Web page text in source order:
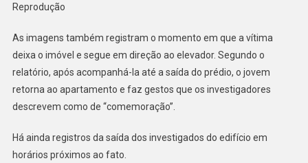
Reprodução
As imagens também registram o momento em que a vítima
deixa o imóvel e segue em direção ao elevador. Segundo o
relatório, após acompanhá-la até a saída do prédio, o jovem
retorna ao apartamento e faz gestos que os investigadores
descrevem como de “comemoração”.
Há ainda registros da saída dos investigados do edifício em
horários próximos ao fato.